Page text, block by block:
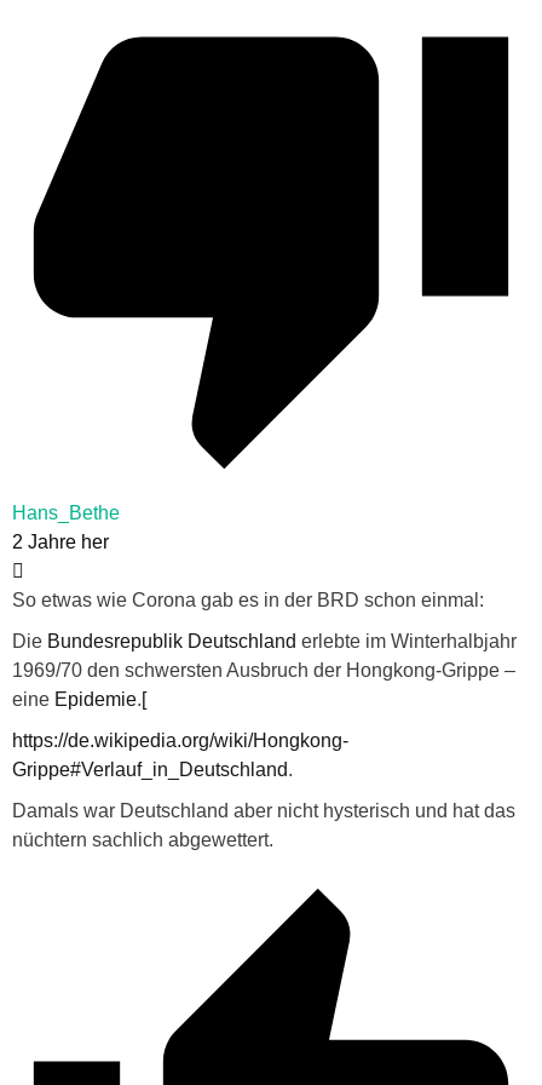
Hans_Bethe
2 Jahre her
So etwas wie Corona gab es in der BRD schon einmal:
Die Bundesrepublik Deutschland erlebte im Winterhalbjahr
1969/70 den schwersten Ausbruch der Hongkong-Grippe –
eine Epidemie.[
https://de.wikipedia.org/wiki/Hongkong-
Grippe#Verlauf_in_Deutschland.
Damals war Deutschland aber nicht hysterisch und hat das
nüchtern sachlich abgewettert.